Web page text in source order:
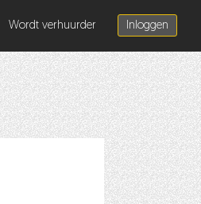
Wordt verhuurder Inloggen